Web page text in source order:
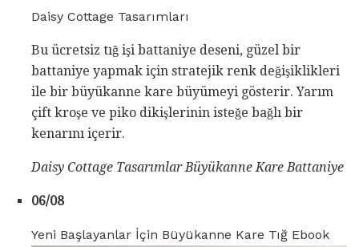
Daisy Cottage Tasarımları
Bu ücretsiz tığ işi battaniye deseni, güzel bir
battaniye yapmak için stratejik renk değişiklikleri
ile bir büyükanne kare büyümeyi gösterir. Yarım
çift kroşe ve piko dikişlerinin isteğe bağlı bir
kenarını içerir.
Daisy Cottage Tasarımlar Büyükanne Kare Battaniye
06/08
Yeni Başlayanlar İçin Büyükanne Kare Tığ Ebook